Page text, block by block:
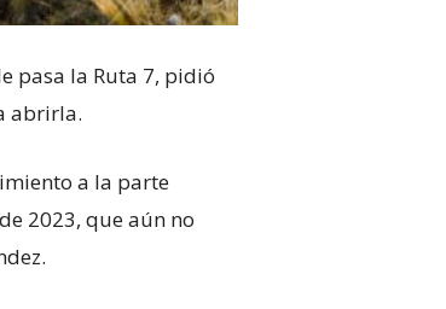
pasa la Ruta 7, pidió
abrirla.
a la parte
2023, que aún no